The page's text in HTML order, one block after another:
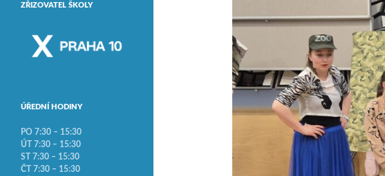
ZŘIZOVATEL ŠKOLY
ÚŘEDNÍ HODINY
PO 7:30 – 15:30
ÚT 7:30 – 15:30
ST 7:30 – 15:30
ČT 7:30 – 15:30